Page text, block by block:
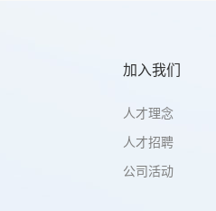
加入我们
人才理念
人才招聘
公司活动